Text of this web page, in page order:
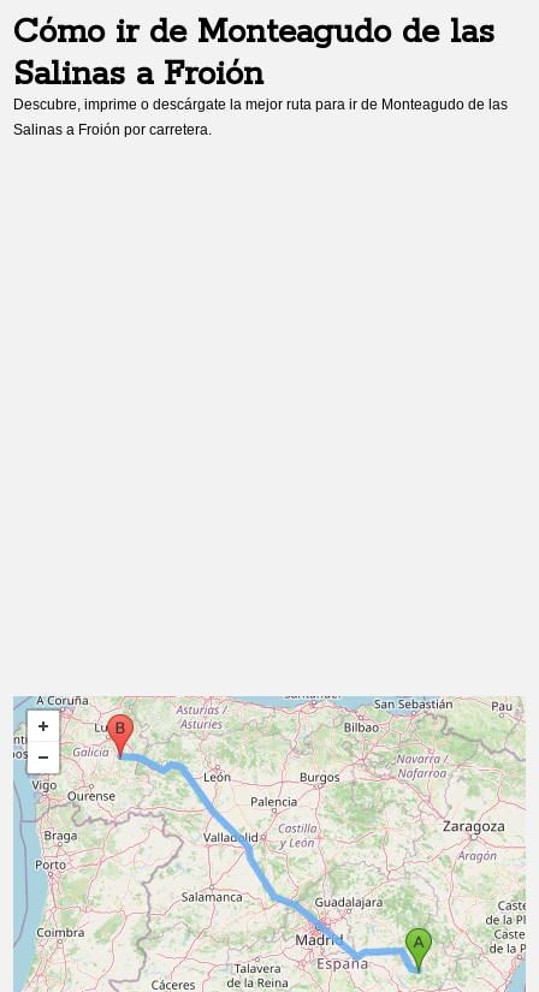
Cómo ir de Monteagudo de las
Salinas a Froión
Descubre, imprime o descárgate la mejor ruta para ir de Monteagudo de las
Salinas a Froión por carretera.